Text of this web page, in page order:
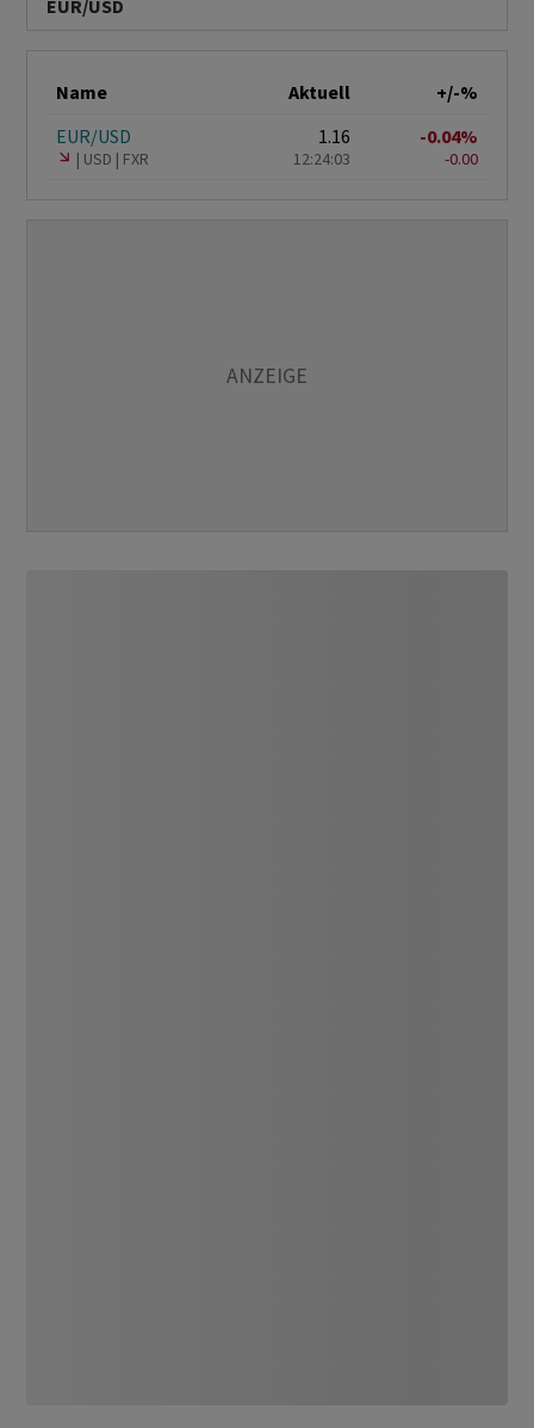
EUR/USD
Name Aktuell
+/-%
EUR/USD
USD FXR
1.16
12:24:03
-0.04%
-0.00